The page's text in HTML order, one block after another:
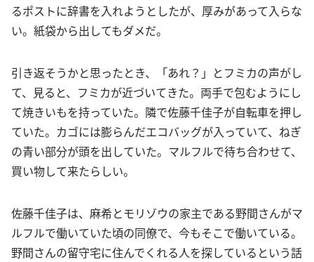
るポストに辞書を入れようとしたが、厚みがあって入らな
い。紙袋から出してもダメだ。
引き返そうかと思ったとき、「あれ？」とフミカの声がし
て、見ると、フミカが近づいてきた。両手で包むようにし
て焼きいもを持っていた。隣で佐藤千佳子が自転車を押し
ていた。カゴには膨らんだエコバッグが入っていて、ねぎ
の青い部分が頭を出していた。マルフルで待ち合わせて、
買い物して来たらしい。
佐藤千佳子は、麻希とモリゾウの家主である野間さんがマ
ルフルで働いていた頃の同僚で、今もそこで働いている。
野間さんの留守宅に住んでくれる人を探しているという話